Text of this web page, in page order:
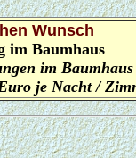
.
Wunsch
im Baumhaus
im
je Nacht /
.